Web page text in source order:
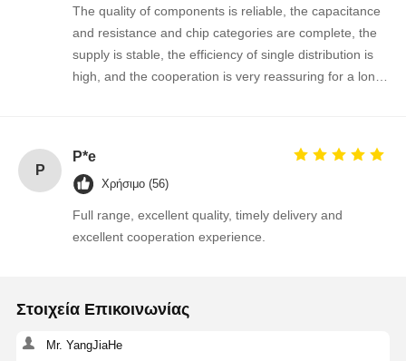
Ποιοτικός
Έλεγχος
Επαφή Νέα
Συνομιλία
Τώρα
Πολυστρωματικός κεραμικός πυκνωτής
Αντίσταση πάχους ταινίας
Εμφυτοποιητής υψηλής συχνότητας
ΔΙΟΔΗ προστασίας ESD
Δίοδος ανορθωτή Schottky
The quality of components is reliable, the capacitance
and resistance and chip categories are complete, the
supply is stable, the efficiency of single distribution is
high, and the cooperation is very reassuring for a long
P
P*e
Χρήσιμο (56)
Full range, excellent quality, timely delivery and
excellent cooperation experience.
Στοιχεία Επικοινωνίας
Mr. YangJiaHe